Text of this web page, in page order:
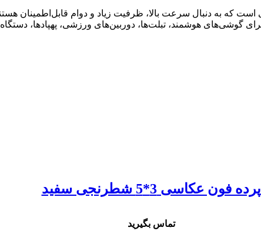
پرده فون عکاسی 3*5 شطرنجی سفید
تماس بگیرید